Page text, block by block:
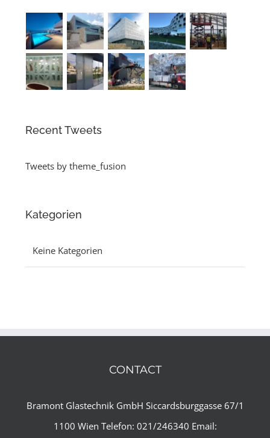
Recent Tweets
Tweets by theme_fusion
Kategorien
Keine Kategorien
CONTACT
Bramont Glastechnik GmbH Siccardsburggasse 67/1
1100 Wien Telefon: 021/246340 Email: